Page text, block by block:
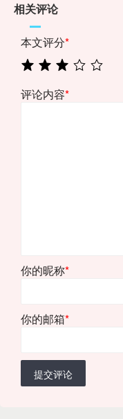
相关评论
本文评分*
评论内容*
你的昵称*
你的邮箱*
提交评论